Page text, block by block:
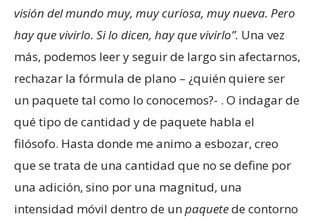
visión del mundo muy, muy curiosa, muy nueva. Pero
hay que vivirlo. Si lo dicen, hay que vivirlo”. Una vez
más, podemos leer y seguir de largo sin afectarnos,
rechazar la fórmula de plano – ¿quién quiere ser
un paquete tal como lo conocemos?- . O indagar de
qué tipo de cantidad y de paquete habla el
filósofo. Hasta donde me animo a esbozar, creo
que se trata de una cantidad que no se define por
una adición, sino por una magnitud, una
intensidad móvil dentro de unpaquetede contorno